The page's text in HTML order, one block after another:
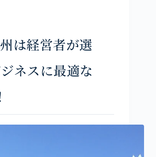
は経営者が選
ネスに最適な